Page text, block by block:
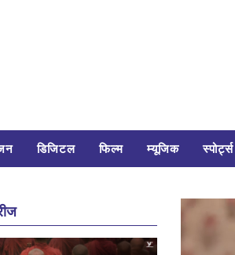
डिजिटल फिल्म म्यूजिक स्पोर्ट्स